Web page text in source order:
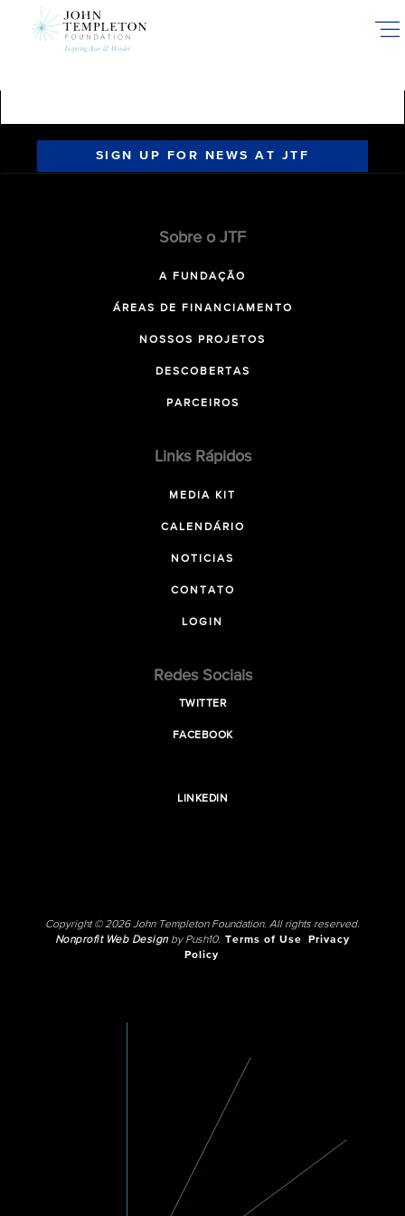
SIGN UP FOR NEWS AT JTF
Sobre o JTF
A FUNDAÇÃO
ÁREAS DE FINANCIAMENTO
NOSSOS PROJETOS
DESCOBERTAS
PARCEIROS
Links Rápidos
MEDIA KIT
CALENDÁRIO
NOTICIAS
CONTATO
LOGIN
Redes Sociais
TWITTER
FACEBOOK
LINKEDIN
Copyright © 2026 John Templeton Foundation. All rights reserved.
Nonprofit Web Designby Push10. Terms of Use
Privacy
Policy